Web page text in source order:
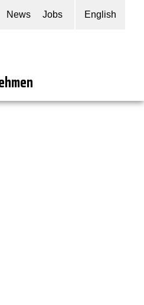
English
News Jobs